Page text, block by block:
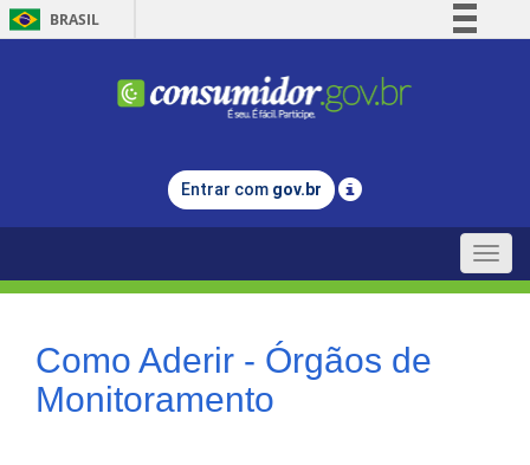
BRASIL
Comunica BR
Legislação
Entrar com gov.br
Toggle
Como Aderir - Órgãos de
Monitoramento